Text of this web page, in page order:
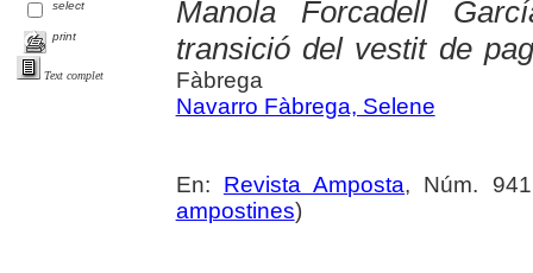
select
print
Text complet
Manola Forcadell
transició del vestit de
Fàbrega
Navarro Fàbrega, Selene
En: Revista Amposta, Núm.
ampostines)